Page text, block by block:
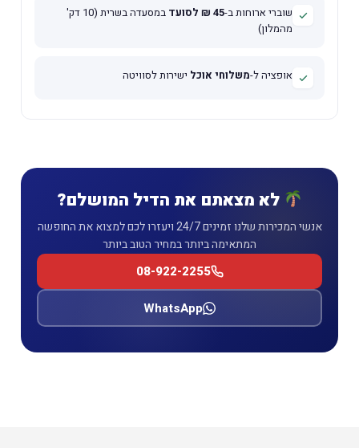
שוברי ארוחות ב-45 ₪ לסועד
במסעדה בשרית (10 דק'
מהמלון)
אופציה ל-משלוחי אוכל ישירות לסוויטה
לא מצאתם את הדיל המושלם?
אנשי המכירות שלנו זמינים 24/7 ויעזרו לכם למצוא את החופשה
המתאימה ביותר במחיר הטוב ביותר
08-922-2255
WhatsApp